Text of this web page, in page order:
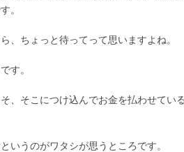
。
、ちょっと待ってって思いますよね。
す。
、そこにつけ込んでお金を払わせてい
いうのがワタシが思うところです。